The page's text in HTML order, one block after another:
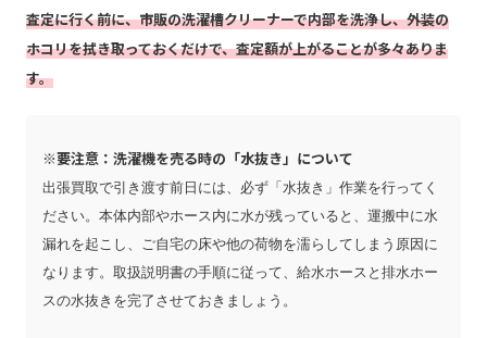
査定に行く前に、市販の洗濯槽クリーナーで内部を洗浄し、外装の
ホコリを拭き取っておくだけで、査定額が上がることが多々ありま
す。
※要注意：洗濯機を売る時の「水抜き」について
出張買取で引き渡す前日には、必ず「水抜き」作業を行ってく
ださい。本体内部やホース内に水が残っていると、運搬中に水
漏れを起こし、ご自宅の床や他の荷物を濡らしてしまう原因に
なります。取扱説明書の手順に従って、給水ホースと排水ホー
スの水抜きを完了させておきましょう。